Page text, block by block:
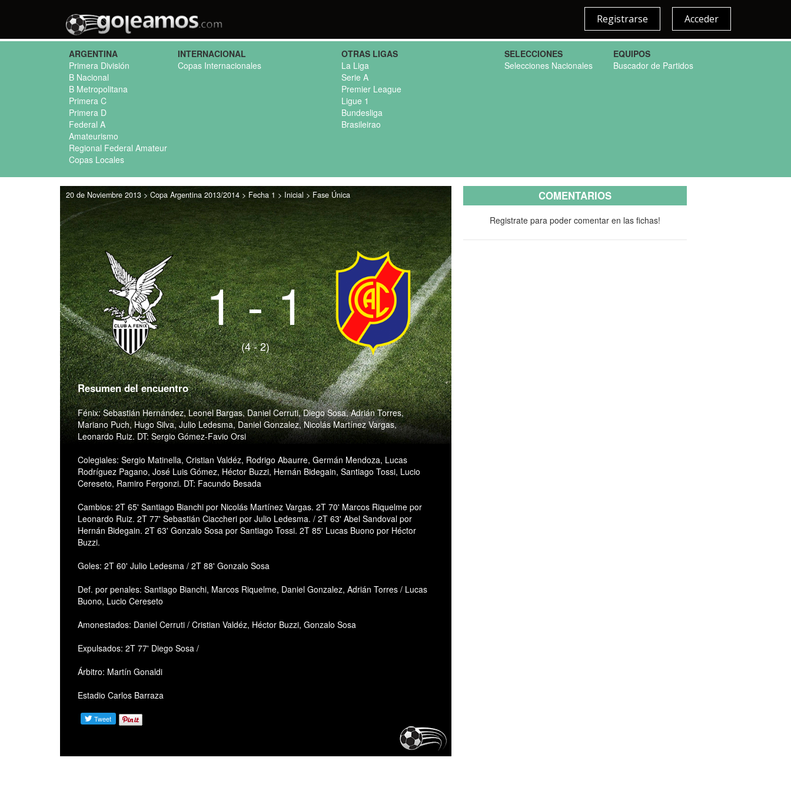
Acceder
Registrarse
ARGENTINA
Primera División
B Nacional
B Metropolitana
Primera C
Primera D
Federal A
Amateurismo
Regional Federal Amateur
Copas Locales
INTERNACIONAL
Copas Internacionales
OTRAS LIGAS
La Liga
Serie A
Premier League
Ligue 1
Bundesliga
Brasileirao
SELECCIONES
Selecciones Nacionales
EQUIPOS
Buscador de Partidos
20 de Noviembre 2013 > Copa Argentina 2013/2014 > Fecha 1 > Inicial > Fase Única
1 - 1
(4 - 2)
Resumen del encuentro
Fénix: Sebastián Hernández, Leonel Bargas, Daniel Cerruti, Diego Sosa, Adrián Torres,
Mariano Puch, Hugo Silva, Julio Ledesma, Daniel Gonzalez, Nicolás Martínez Vargas,
Leonardo Ruiz. DT: Sergio Gómez-Favio Orsi
Colegiales: Sergio Matinella, Cristian Valdéz, Rodrigo Abaurre, Germán Mendoza, Lucas
Rodríguez Pagano, José Luis Gómez, Héctor Buzzi, Hernán Bidegain, Santiago Tossi, Lucio
Cereseto, Ramiro Fergonzi. DT: Facundo Besada
Cambios: 2T 65' Santiago Bianchi por Nicolás Martínez Vargas. 2T 70' Marcos Riquelme por
Leonardo Ruiz. 2T 77' Sebastián Ciaccheri por Julio Ledesma. / 2T 63' Abel Sandoval por
Hernán Bidegain. 2T 63' Gonzalo Sosa por Santiago Tossi. 2T 85' Lucas Buono por Héctor
Buzzi.
Goles: 2T 60' Julio Ledesma / 2T 88' Gonzalo Sosa
Def. por penales: Santiago Bianchi, Marcos Riquelme, Daniel Gonzalez, Adrián Torres / Lucas
Buono, Lucio Cereseto
Amonestados: Daniel Cerruti / Cristian Valdéz, Héctor Buzzi, Gonzalo Sosa
Expulsados: 2T 77' Diego Sosa /
Árbitro: Martín Gonaldi
Estadio Carlos Barraza
COMENTARIOS
Registrate para poder comentar en las fichas!